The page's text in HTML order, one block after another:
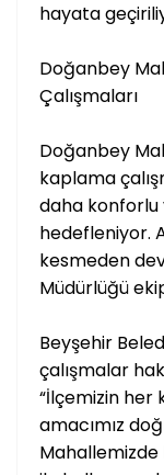
hayata
Doğanbey
Çalışmaları
Doğanbey
kaplama
daha konforlu
hedefleniyor.
kesmeden
Müdürlüğü
Beyşehir
çalışmalar
“İlçemizin
amacımız
Mahallemizde